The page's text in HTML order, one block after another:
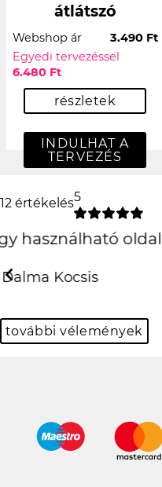
átlátszó
Webshop ár
3.490 Ft
Egyedi tervezéssel
6.480 Ft
részletek
INDULHAT A
TERVEZÉS
12 értékelés5
Az unokámnak
nyugdíjas révén
de az
Previous
további vélemények